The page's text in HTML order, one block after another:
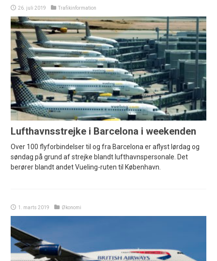
26. juli 2019 Trafikinformation
Lufthavnsstrejke i Barcelona i weekenden
Over 100 flyforbindelser til og fra Barcelona er aflyst lørdag og
søndag på grund af strejke blandt lufthavnspersonale. Det
berører blandt andet Vueling-ruten til København.
1. marts 2019 Økonomi